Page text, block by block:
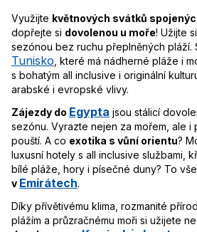
Využijte květnových svátků
dopřejte si dovolenou u moře! Užijte
sezónou bez ruchu přeplněných pláží.
Tunisko , které má nádherné pláže i
s bohatým all inclusive i originální
arabské i evropské vlivy.
Zájezdy do Egypta jsou stálicí
sezónu. Vyrazte nejen za mořem, ale i
pouští. A co exotika s vůní orientu?
luxusní hotely s all inclusive službami,
bílé pláže, hory i písečné duny? To
v Emirátech.
Díky přívětivému klima, rozmanité
plážím a průzračnému moři si užijete